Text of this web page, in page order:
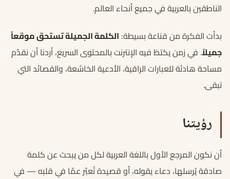
الناطقين بالعربية في جميع أنحاء العالم.
بدأت الفكرة من قناعة بسيطة: الكلمة الجميلة تستحق موقعاً
جميلاً. في زمن يكتظ فيه الإنترنت بالمحتوى السريع، أردنا أن نقدّم
مساحة هادئة للعبارات الراقية، الأدعية الخاشعة، والقصائد التي
تبقى.
رؤيتنا
أن نكون المرجع الأول باللغة العربية لكل من يبحث عن كلمة
صادقة يُرسلها، دعاء يقوله، أو قصيدة تُعبّر عمّا في قلبه — في